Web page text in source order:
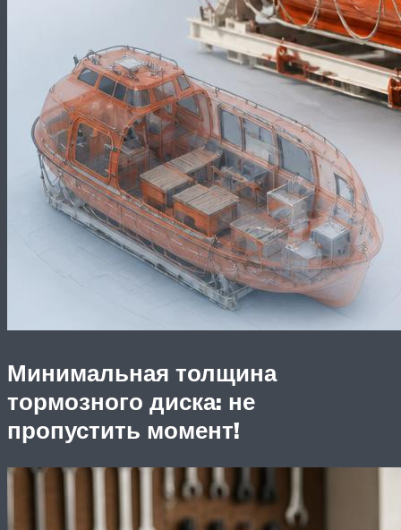
Минимальная толщина
тормозного диска: не
пропустить момент!